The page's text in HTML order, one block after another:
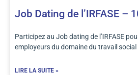
Job Dating de l’IRFASE –
Participez au Job dating de l’IRFASE
employeurs du domaine du travail social
LIRE LA SUITE »